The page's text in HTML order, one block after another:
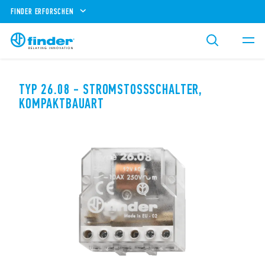
FINDER ERFORSCHEN
TYP 26.08 - STROMSTOSSSCHALTER, K
OMPAKTBAUART